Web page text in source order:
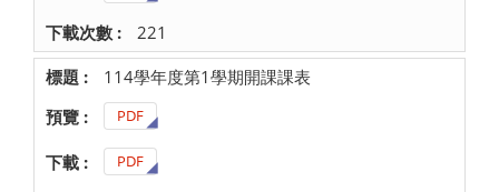
221
114學年度第1學期開課課表
PDF
PDF